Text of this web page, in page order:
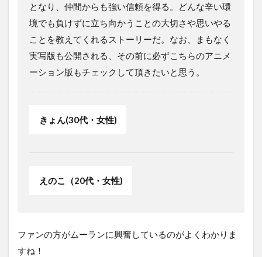
となり、仲間からも強い信頼を得る。どんな辛い環
境でも負けずに立ち向かうことの大切さや思いやる
ことを教えてくれるストーリーだ。なお、まもなく
実写版も公開される、その前に必ずこちらのアニメ
ーション版もチェックして頂きたいと思う。
きょん(30代・女性)
えのこ（20代・女性)
ファンの方がムーランに興奮しているのがよくわかりま
すね！